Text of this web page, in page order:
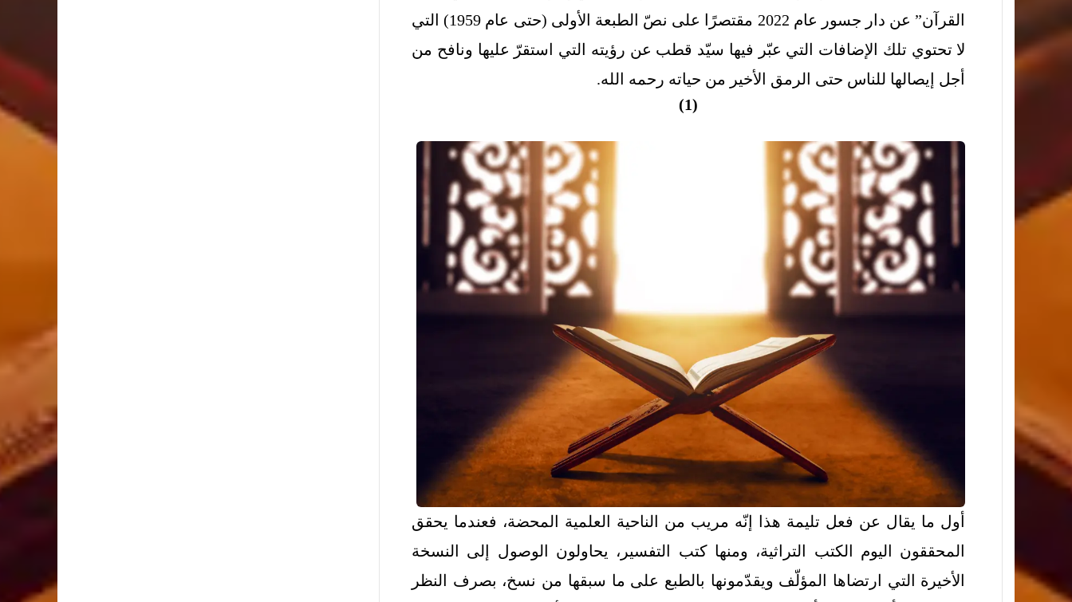
القرآن” عن دار جسور عام 2022 مقتصرًا على نصّ الطبعة الأولى (حتى عام 1959) التي
لا تحتوي تلك الإضافات التي عبّر فيها سيّد قطب عن رؤيته التي استقرّ عليها ونافح من
أجل إيصالها للناس حتى الرمق الأخير من حياته رحمه الله.
(1)
أول ما يقال عن فعل تليمة هذا إنّه مريب من الناحية العلمية المحضة، فعندما يحقق
المحققون اليوم الكتب التراثية، ومنها كتب التفسير، يحاولون الوصول إلى النسخة
الأخيرة التي ارتضاها المؤلّف ويقدّمونها بالطبع على ما سبقها من نسخ، بصرف النظر